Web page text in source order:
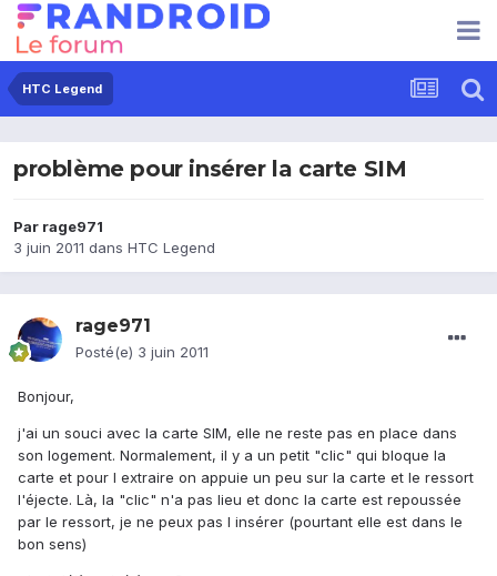
HTC Legend
problème pour insérer la carte SIM
Par rage971
3 juin 2011 dans HTC Legend
rage971
Posté(e) 3 juin 2011
Bonjour,
j'ai un souci avec la carte SIM, elle ne reste pas en place dans
son logement. Normalement, il y a un petit "clic" qui bloque la
carte et pour l extraire on appuie un peu sur la carte et le ressort
l'éjecte. Là, la "clic" n'a pas lieu et donc la carte est repoussée
par le ressort, je ne peux pas l insérer (pourtant elle est dans le
bon sens)